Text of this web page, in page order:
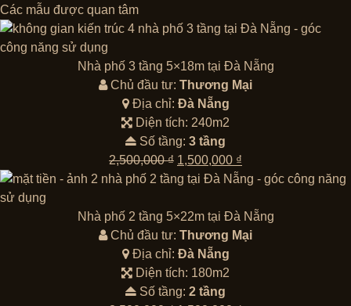
Các mẫu được quan tâm
Nhà phố 3 tầng 5×18m tại Đà Nẵng
Chủ đầu tư: Thương Mại
Địa chỉ: Đà Nẵng
Diện tích: 240m2
Số tầng: 3 tầng
2,500,000₫ Giá
gốc
2,500,000 ₫.
1,500,000 ₫
hiện
là:
1,500,000 ₫.
Nhà phố 2 tầng 5×22m tại Đà Nẵng
Chủ đầu tư: Thương Mại
Địa chỉ: Đà Nẵng
Diện tích: 180m2
Số tầng: 2 tầng